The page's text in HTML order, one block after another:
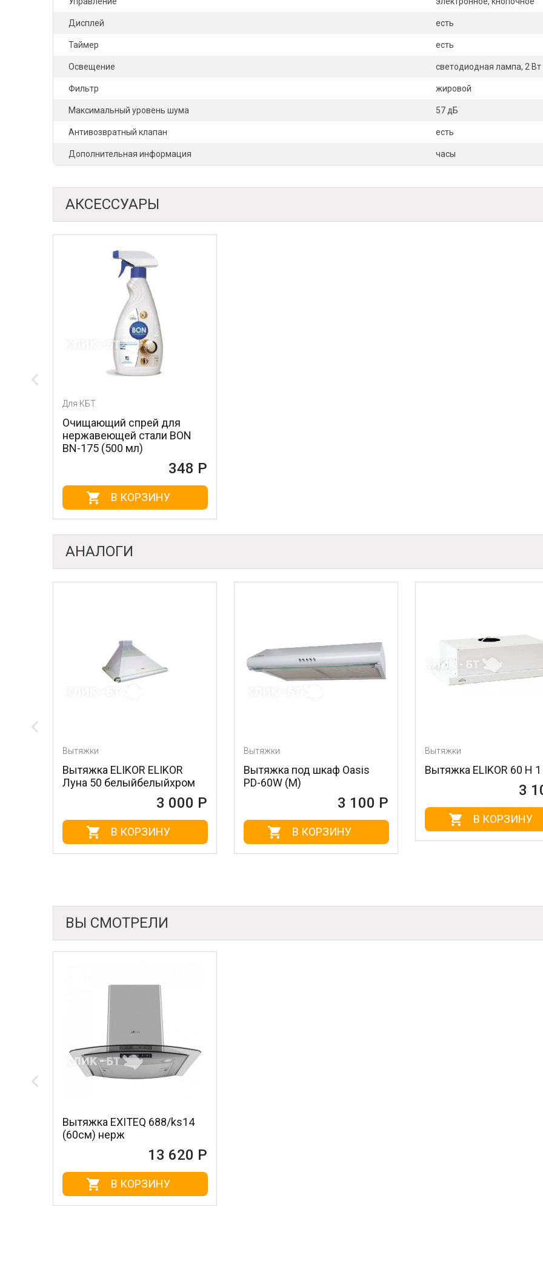
Дисплей есть
Таймер есть
Освещение светодиодная лампа, 2 Вт
Фильтр жировой
Максимальный уровень шума 57 дБ
Антивозвратный клапан есть
Дополнительная информация часы
АКСЕССУАРЫ
Для КБТ
Очищающий спрей для
нержавеющей стали BON
BN-175 (500 мл)
348 Р
В КОРЗИНУ
АНАЛОГИ
Вытяжки
Вытяжка ELIKOR ELIKOR
Луна 50 белыйбелыйхром
3 000 Р
В КОРЗИНУ
Вытяжки
Вытяжка под шкаф Oasis
PD-60W (М)
3 100 Р
В КОРЗИНУ
Вытяжки
Вытяжка ELIKOR 60 Н 1
3
В КОРЗИНУ
ВЫ СМОТРЕЛИ
Вытяжка EXITEQ 688/ks14
(60см) нерж
13 620 Р
В КОРЗИНУ